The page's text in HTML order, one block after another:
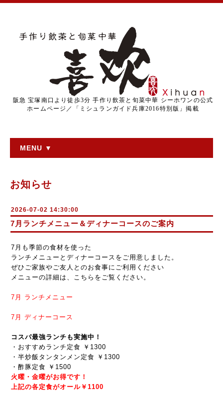
阪急 宝塚南口より徒歩3分 手作り飲茶と旬菜中華 シーホワンの公式
ホームページ／「ミシュランガイド兵庫2016特別版」掲載
MENU ▼
お知らせ
2026-07-02 14:30:00
7月ランチメニュー＆ディナーコースのご案内
7月も季節の食材を使った
ランチメニューとディナーコースをご用意しました。
ぜひご家族やご友人とのお食事にご利用ください
メニューの詳細は、こちらをご覧ください。
7月 ランチメニュー
7月 ディナーコース
コスパ最強ランチも実施中！
・おすすめランチ定食 ￥1300
・半炒飯タンタンメン定食 ￥1300
・酢豚定食 ￥1500
火曜・金曜がお得です！
上記の各定食がオール￥1100